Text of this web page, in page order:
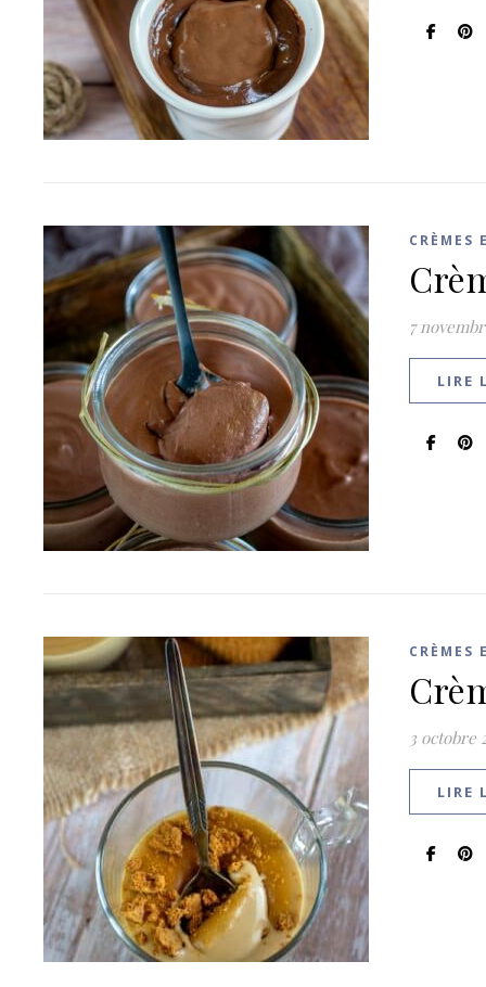
CRÈMES
7
LIRE
CRÈMES
3 octobre
LIRE